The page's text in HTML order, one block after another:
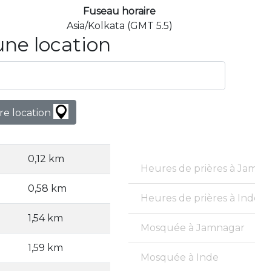
Fuseau horaire
Asia/Kolkata (GMT 5.5)
location
location
0,12 km
0,58 km
1,54 km
1,59 km
Heures de prières à
Heures de prières à
Mosquée à Jamnagar
Mosquée à Inde